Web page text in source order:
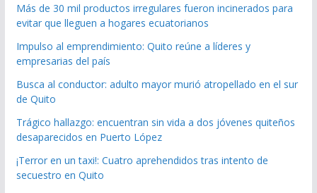
Más de 30 mil productos irregulares fueron incinerados para
evitar que lleguen a hogares ecuatorianos
Impulso al emprendimiento: Quito reúne a líderes y
empresarias del país
Busca al conductor: adulto mayor murió atropellado en el sur
de Quito
Trágico hallazgo: encuentran sin vida a dos jóvenes quiteños
desaparecidos en Puerto López
¡Terror en un taxi!: Cuatro aprehendidos tras intento de
secuestro en Quito